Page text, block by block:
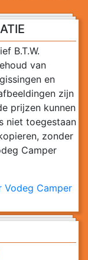
B.T.W.
van
en
zijn
prijzen kunnen
niet toegestaan
zonder
Camper
Vodeg Camper